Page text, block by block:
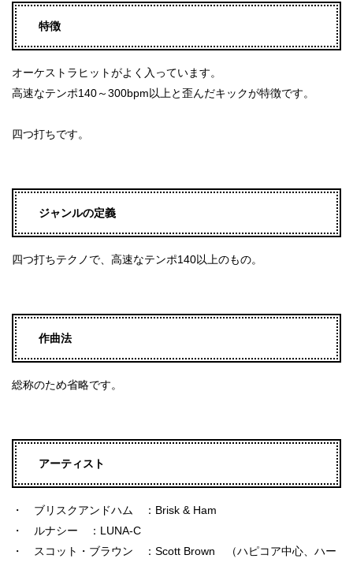
特徴
オーケストラヒットがよく入っています。
高速なテンポ140～300bpm以上と歪んだキックが特徴です。
四つ打ちです。
ジャンルの定義
四つ打ちテクノで、高速なテンポ140以上のもの。
作曲法
総称のため省略です。
アーティスト
・ ブリスクアンドハム ：Brisk & Ham
・ ルナシー ：LUNA-C
・ スコット・ブラウン ：Scott Brown （ハピコア中心、ハー